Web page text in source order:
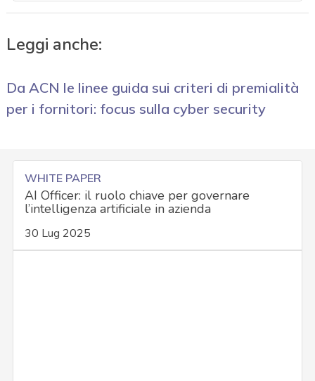
Leggi anche:
Da ACN le linee guida sui criteri di premialità
per i fornitori: focus sulla cyber security
WHITE PAPER
AI Officer: il ruolo chiave per governare
l’intelligenza artificiale in azienda
30 Lug 2025